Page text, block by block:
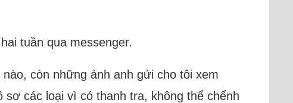
tuần qua messenger.
còn những ảnh anh gửi cho tôi xem
các loại vì có thanh tra, không thể chểnh